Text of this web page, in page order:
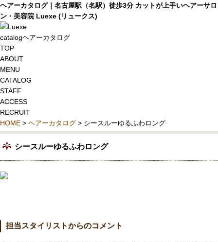
ヘアーカタログ｜名古屋駅（名駅）徒歩3分 カットが上手いヘアーサロ
ン・美容院 Luexe (リュークス)
catalogヘアーカタログ
TOP
ABOUT
MENU
CATALOG
STAFF
ACCESS
RECRUIT
HOME > ヘアーカタログ > シースルーゆるふわロング
シースルーゆるふわロング
担当スタイリストからのコメント